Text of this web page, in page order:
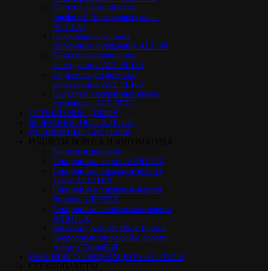
Cистема алюминиевых
профилей без терморазрыва -
ALT C48
Cовременная система
балконного остекления ALT100
Подъемно-раздвижные
конструкции ALT SL130
Подъемно-раздвижные
конструкции ALT SL160
Cкладные панорамные двери
гармошка - ALT BF73
ОСТЕКЛЕНИЕ ДОМОВ
БЕЗРАМНОЕ ОСТЕКЛЕНИЕ
РАЗДВИЖНЫЕ СИСТЕМЫ
Защитные роллеты
Секционные ворота АЛЮТЕХ
Секционные гаражные ворота
Trend АЛЮТЕХ
Секционные гаражные ворота
Prestige АЛЮТЕХ
Секционные панорамные ворота
АЛЮТЕХ
Комплект Алютех Black Edition
Скоростные спиральные ворота
Алютех TurboRoll
ВНЕШНЯЯ СОЛНЦЕЗАЩИТА ALUTECH